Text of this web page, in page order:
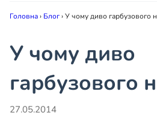
Головна› Блог›У чому диво гарбузового
У чому диво
гарбузового
27.05.2014